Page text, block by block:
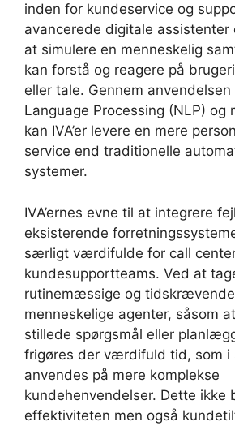
inden for kundeservice og
avancerede digitale assistenter
at simulere en menneskelig
kan forstå og reagere på
eller tale. Gennem
Language Processing (NLP) og
kan IVA’er levere en mere
service end traditionelle
systemer.
IVA’ernes evne til at integrere
eksisterende
særligt værdifulde for call
kundesupportteams. Ved at
rutinemæssige og
menneskelige agenter, såsom
stillede spørgsmål eller
frigøres der værdifuld tid, som i
anvendes på mere komplekse
kundehenvendelser. Dette ikke
effektiviteten men også